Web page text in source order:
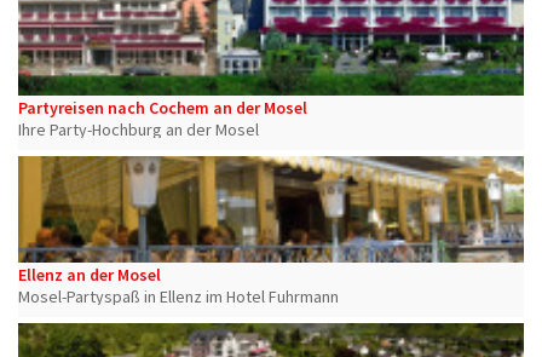
Partyreisen nach Cochem an der Mosel
Ihre Party-Hochburg an der Mosel
Ellenz an der Mosel
Mosel-Partyspaß in Ellenz im Hotel Fuhrmann